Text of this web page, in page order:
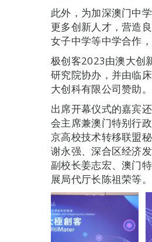
此外，为加深澳门中
更多创新人才，营造
女子中学等中学合作
极创客2023由澳大创
研究院协办，并由临
大创科有限公司赞助。
出席开幕仪式的嘉宾
会主席兼澳门特别行
京高校技术转移联盟
谢永强、深合区经济
副校长姜志宏、澳门
展局代厅长陈祖荣等。